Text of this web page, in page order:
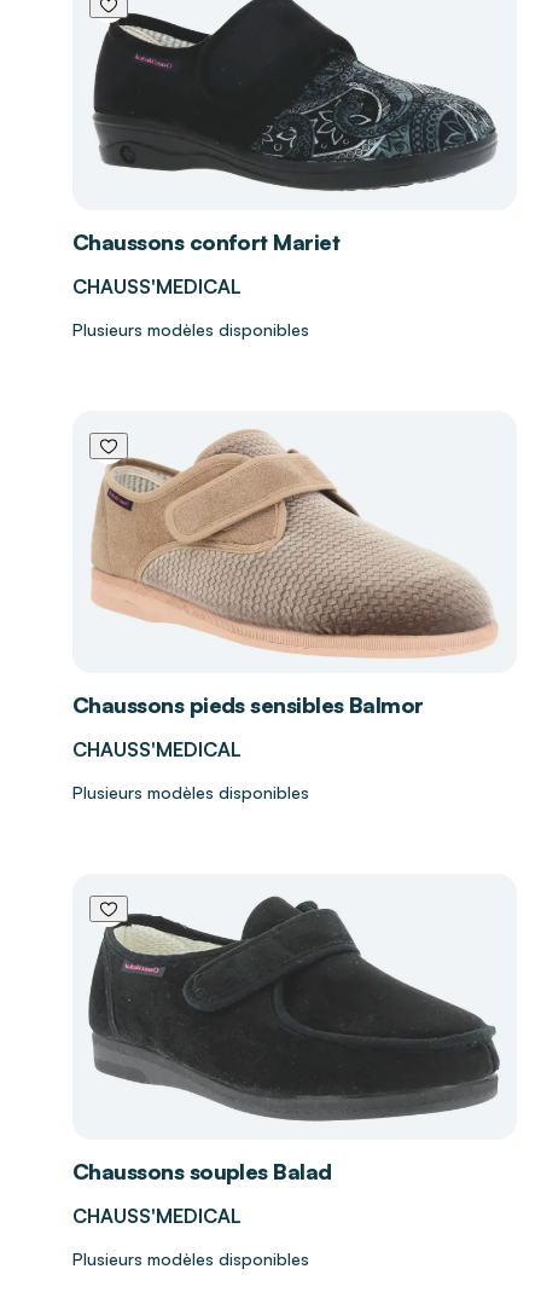
Chaussons confort Mariet
CHAUSS'MEDICAL
Plusieurs modèles disponibles
Chaussons pieds sensibles Balmor
CHAUSS'MEDICAL
Plusieurs modèles disponibles
Chaussons souples Balad
CHAUSS'MEDICAL
Plusieurs modèles disponibles